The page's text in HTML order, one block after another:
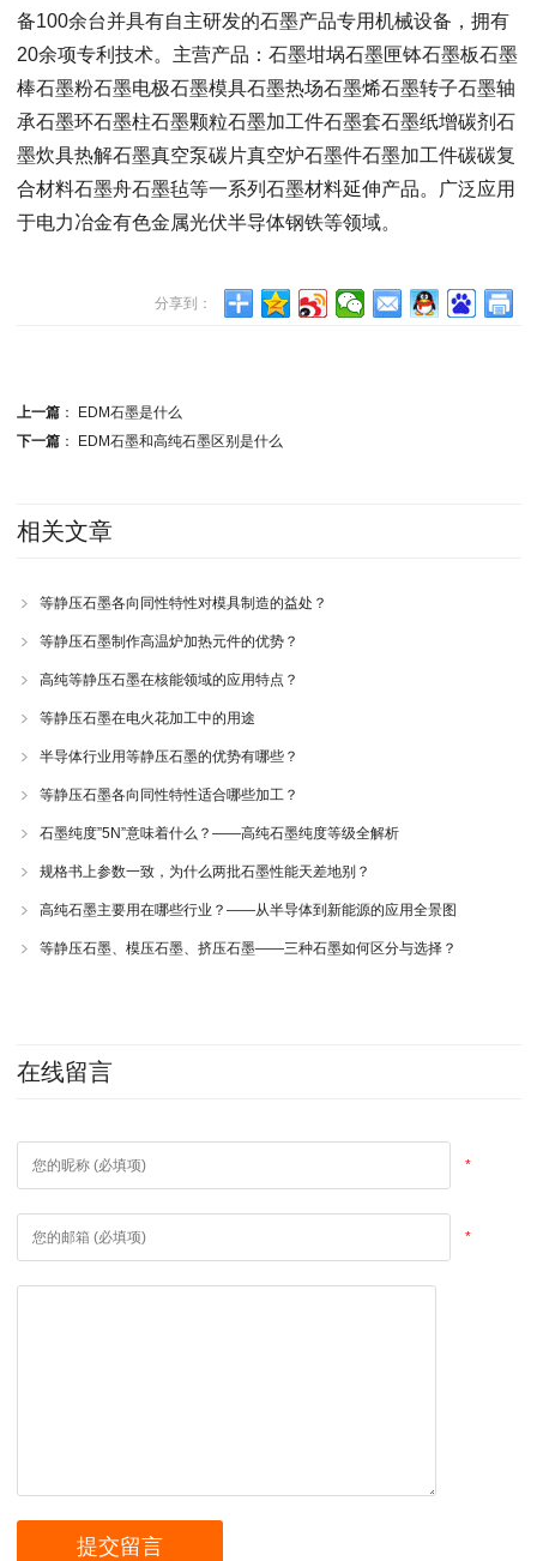
备100余台并具有⾃主研发的⽯墨产品专⽤机械设备，拥有
20余项专利技术。主营产品：⽯墨坩埚⽯墨匣钵⽯墨板⽯墨
棒⽯墨粉⽯墨电极⽯墨模具⽯墨热场⽯墨烯⽯墨转⼦⽯墨轴
承⽯墨环⽯墨柱⽯墨颗粒⽯墨加⼯件⽯墨套⽯墨纸增碳剂⽯
墨炊具热解⽯墨真空泵碳⽚真空炉⽯墨件⽯墨加⼯件碳碳复
合材料⽯墨⾈⽯墨毡等⼀系列⽯墨材料延伸产品。⼴泛应⽤
于电⼒冶⾦有⾊⾦属光伏半导体钢铁等领域。
分享到：
上一篇：
EDM石墨是什么
下一篇： EDM石墨和高纯石墨区别是什么
相关文章
等静压石墨各向同性特性对模具制造的益处？
等静压石墨制作高温炉加热元件的优势？
高纯等静压石墨在核能领域的应用特点？
等静压石墨在电火花加工中的用途
半导体行业用等静压石墨的优势有哪些？
等静压石墨各向同性特性适合哪些加工？
石墨纯度”5N”意味着什么？——高纯石墨纯度等级全解析
规格书上参数一致，为什么两批石墨性能天差地别？
高纯石墨主要用在哪些行业？——从半导体到新能源的应用全景图
等静压石墨、模压石墨、挤压石墨——三种石墨如何区分与选择？
在线留言
*
*